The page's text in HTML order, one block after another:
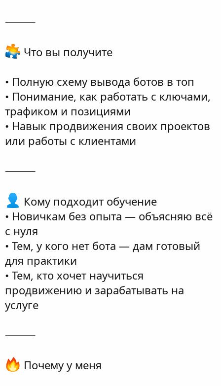
⸻
Что вы получите
• Полную схему вывода ботов в топ
• Понимание, как работать с ключами,
трафиком и позициями
• Навык продвижения своих проектов
или работы с клиентами
⸻
Кому подходит обучение
• Новичкам без опыта — объясняю всё
с нуля
• Тем, у кого нет бота — дам готовый
для практики
• Тем, кто хочет научиться
продвижению и зарабатывать на
услуге
⸻
Почему у меня